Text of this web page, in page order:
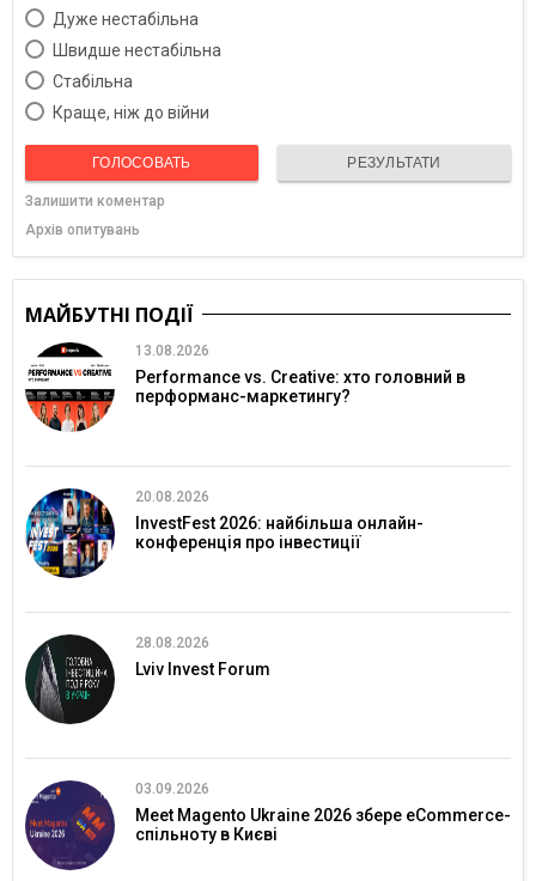
Дуже нестабільна
Швидше нестабільна
Cтабільна
Краще, ніж до війни
ГОЛОСОВАТЬ РЕЗУЛЬТАТИ
Залишити коментар
Архів опитувань
МАЙБУТНІ ПОДІЇ
13.08.2026
Performance vs. Creative: хто головний в
перформанс-маркетингу?
20.08.2026
InvestFest 2026: найбільша онлайн-
конференція про інвестиції
28.08.2026
Lviv Invest Forum
03.09.2026
Meet Magento Ukraine 2026 збере eCommerce-
спільноту в Києві